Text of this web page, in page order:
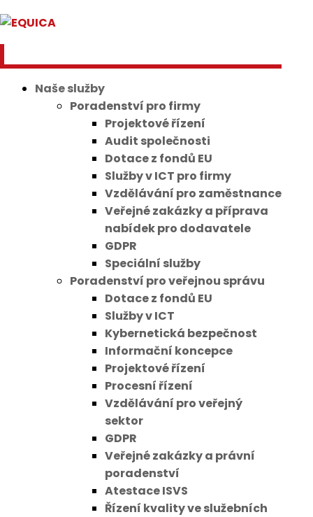
Naše služby
Poradenství pro firmy
Projektové řízení
Audit společnosti
Dotace z fondů EU
Služby v ICT pro firmy
Vzdělávání pro zaměstnance
Veřejné zakázky a příprava
nabídek pro dodavatele
GDPR
Speciální služby
Poradenství pro veřejnou správu
Dotace z fondů EU
Služby v ICT
Kybernetická bezpečnost
Informační koncepce
Projektové řízení
Procesní řízení
Vzdělávání pro veřejný
sektor
GDPR
Veřejné zakázky a právní
poradenství
Atestace ISVS
Řízení kvality ve služebních